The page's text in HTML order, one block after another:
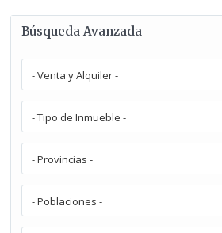
Búsqueda Avanzada
- Venta y Alquiler -
- Tipo de Inmueble -
- Provincias -
- Poblaciones -